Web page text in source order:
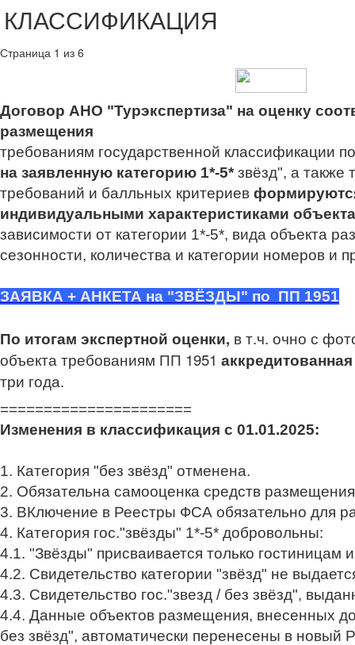
КЛАССИФИКАЦИЯ
Страница 1 из 6
Договор АНО "Турэкспертиза" на оценку
размещения
требованиям государственной классификации
на заявленную категорию 1*-5*звёзд", а также
требований и балльных критериев
индивидуальными характеристиками
зависимости от категории 1*-5*, вида объекта
сезонности, количества и категории номеров и
ЗАЯВКА + АНКЕТА на "ЗВЁЗДЫ" по ПП 1951
По итогам экспертной оценки, в т.ч. очно с
объекта требованиям ПП 1951
три года.
======================
Изменения в классификация с 01.01.2025:
1. Категория "без звёзд" отменена.
2. Обязательна самооценка средств
3. ВКлючение в Реестры ФСА обязательно для
4. Категория гос."звёзды" 1*-5* добровольны:
4.1. "Звёзды" присваивается только гостиницам
4.2. Свидетельство категории "звёзд" не
4.3. Свидетельство гос."звезд / без звёзд",
4.4. Данные объектов размещения, внесенных
без звёзд", автоматически перенесены в новый